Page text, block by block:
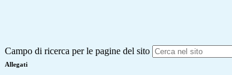
Campo di ricerca per le pagine del sito
Allegati